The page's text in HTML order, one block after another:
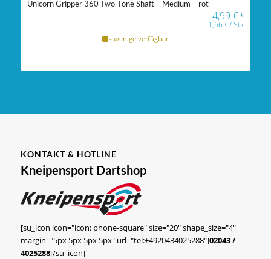
Unicorn Gripper 360 Two-Tone Shaft – Medium – rot
4,99€*
1,66€/Stk
- wenige verfügbar
KONTAKT & HOTLINE
Kneipensport Dartshop
[su_icon icon="icon: phone-square" size="20" shape_size="4"
margin="5px 5px 5px 5px" url="tel:+4920434025288"]02043 /
4025288[/su_icon]